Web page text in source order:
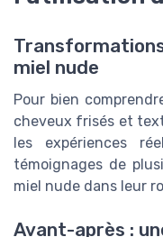
miel nude
Pour bien
cheveux frisés et
les expériences
témoignages de
miel nude dans leur
Avant-après :